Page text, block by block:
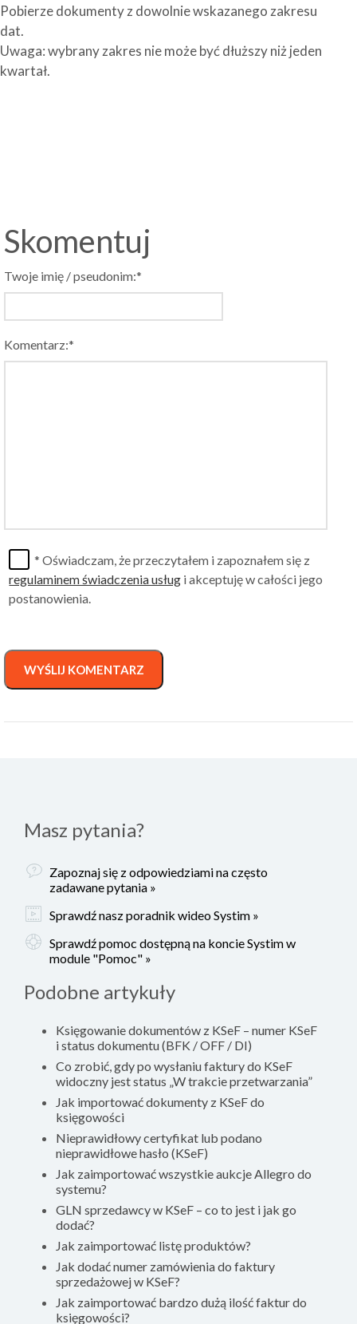
Pobierze dokumenty z dowolnie wskazanego zakresu
dat.
Uwaga: wybrany zakres nie może być dłuższy niż jeden
kwartał.
Skomentuj
Twoje imię / pseudonim:*
Komentarz:*
* Oświadczam, że przeczytałem i zapoznałem się z
regulaminem świadczenia usług i akceptuję w całości jego
postanowienia.
WYŚLIJ KOMENTARZ
Masz pytania?
Zapoznaj się z odpowiedziami na często
zadawane pytania »
Sprawdź nasz poradnik wideo Systim »
Sprawdź pomoc dostępną na koncie Systim w
module "Pomoc" »
Podobne artykuły
Księgowanie dokumentów z KSeF – numer KSeF
i status dokumentu (BFK / OFF / DI)
Co zrobić, gdy po wysłaniu faktury do KSeF
widoczny jest status „W trakcie przetwarzania”
Jak importować dokumenty z KSeF do
księgowości
Nieprawidłowy certyfikat lub podano
nieprawidłowe hasło (KSeF)
Jak zaimportować wszystkie aukcje Allegro do
systemu?
GLN sprzedawcy w KSeF – co to jest i jak go
dodać?
Jak zaimportować listę produktów?
Jak dodać numer zamówienia do faktury
sprzedażowej w KSeF?
Jak zaimportować bardzo dużą ilość faktur do
księgowości?